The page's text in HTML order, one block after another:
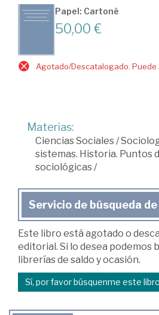
Papel: Cartoné
50,00 €
Agotado/Descatalogado. Puede
Materias:
Ciencias Sociales/
sistemas. Historia. Puntos
sociológicas/
Servicio de búsqueda
Este libro está agotado o
editorial. Si lo desea podemos
librerías de saldo y ocasión.
Sí, por favor búsquenme este libro